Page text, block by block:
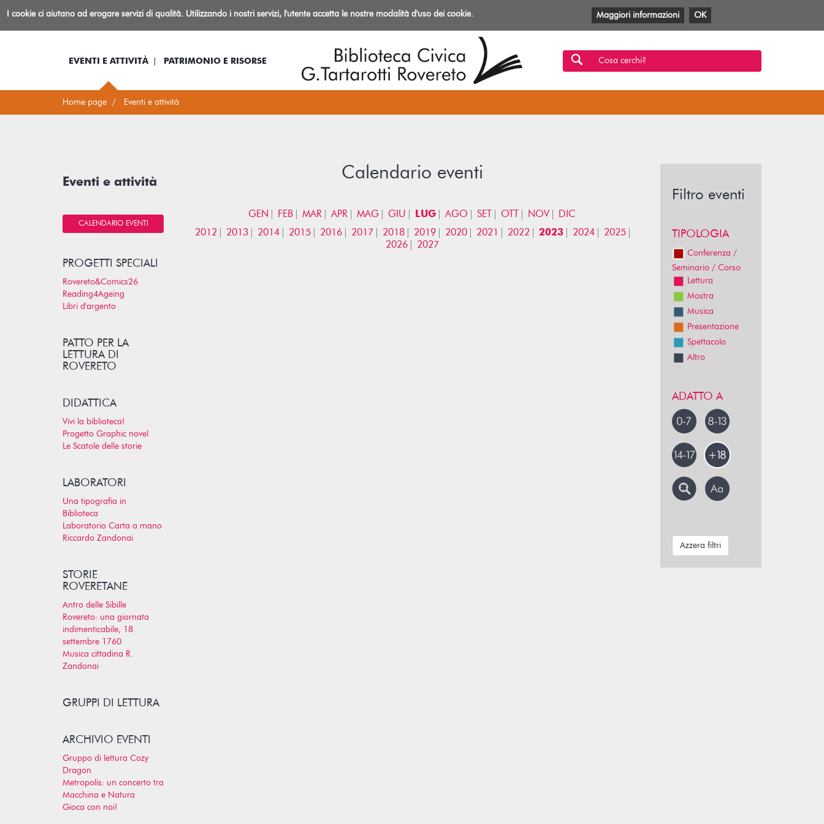
BibliotecaIo sono... Log-in Informazioni
Facebook
TwitterYouTube
Anobii
SBTMlol
EVENTI E ATTIVITÀ PATRIMONIO E RISORSE Cosa cerchi?
Home page Eventi e attività
Calendario eventi
GEN FEB MAR APR MAG GIU LUG AGO SET OTT NOV
DIC
2012
2013 2014 2015 2016 2017 2018 2019 2020 2021 2022 2023 2024
2025
2026
2027
Eventi e attività
CALENDARIO EVENTI
PROGETTI SPECIALI
Rovereto&Comics26
Reading4Ageing
Libri d'argento
PATTO PER LA
LETTURA DI
ROVERETO
DIDATTICA
Vivi la biblioteca!
Progetto Graphic novel
Le Scatole delle storie
LABORATORI
Una tipografia in
Biblioteca
Laboratorio Carta a mano
Riccardo Zandonai
STORIE
ROVERETANE
Antro delle Sibille
Rovereto: una giornata
indimenticabile, 18
settembre 1760
Musica cittadina R.
Zandonai
GRUPPI DI LETTURA
ARCHIVIO EVENTI
Gruppo di lettura Cozy
Dragon
Metropolis: un concerto tra
Macchina e Natura
Gioca con noi!
Filtro eventi
TIPOLOGIA
Conferenza /
Seminario / Corso
Lettura
Mostra
Musica
Presentazione
Spettacolo
Altro
ADATTO A
Azzera filtri
I cookie ci aiutano ad erogare servizi di qualità. Utilizzando i nostri servizi, l'utente accetta le nostre modalità d'uso dei cookie. Maggiori informazioni OK